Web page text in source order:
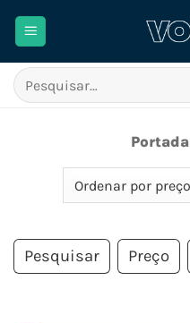
Pesquisar
por:
Portada
Pesquisar Preço